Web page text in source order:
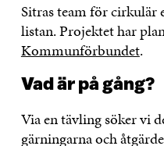
Sitras team för cirkulär
listan. Projektet har
Kommunförbundet.
Vad är på gång?
Via en tävling söker vi
gärningarna och